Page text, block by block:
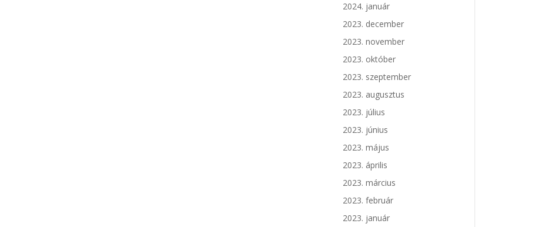
2024. január
2023. december
2023. november
2023. október
2023. szeptember
2023. augusztus
2023. július
2023. június
2023. május
2023. április
2023. március
2023. február
2023. január